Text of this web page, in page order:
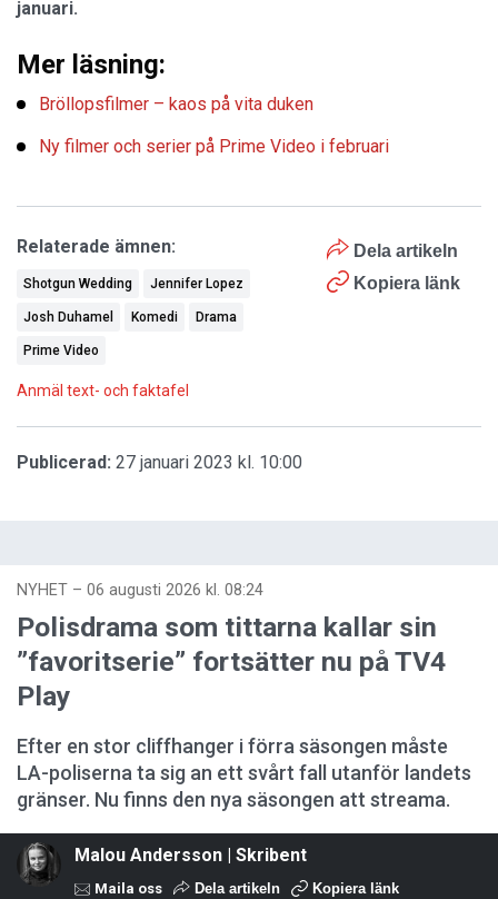
januari.
Mer läsning:
Bröllopsfilmer – kaos på vita duken
Ny filmer och serier på Prime Video i februari
Dela artikeln
Kopiera länk
Relaterade ämnen:
Shotgun Wedding Jennifer Lopez
Josh Duhamel Komedi Drama
Prime Video
Anmäl text- och faktafel
Publicerad: 27 januari 2023 kl. 10:00
NYHET – 06 augusti 2026 kl. 08:24
Polisdrama som tittarna kallar sin
”favoritserie” fortsätter nu på TV4
Play
Efter en stor cliffhanger i förra säsongen måste
LA-poliserna ta sig an ett svårt fall utanför landets
gränser. Nu finns den nya säsongen att streama.
Malou Andersson | Skribent
Maila oss Dela artikeln Kopiera länk